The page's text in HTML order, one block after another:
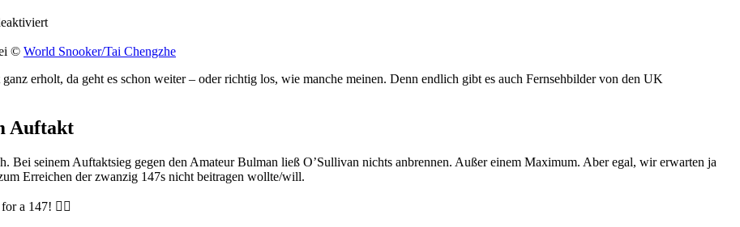
für
Championship
in
Runde
© World Snooker/Tai Chengzhe
erholt, da geht es schon weiter – oder richtig los, wie manche meinen. Denn endlich gibt es auch Fernsehbilder von den UK
Auftakt
Bei seinem Auftaktsieg gegen den Amateur Bulman ließ O’Sullivan nichts anbrennen. Außer einem Maximum. Aber egal, wir erwarten ja
Erreichen der zwanzig 147s nicht beitragen wollte/will.
a 147! 🤷‍♂️